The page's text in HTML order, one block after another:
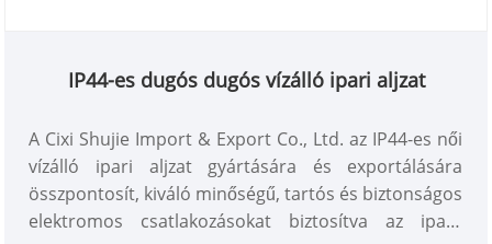
IP44-es dugós dugós vízálló ipari aljzat
A Cixi Shujie Import & Export Co., Ltd. az IP44-es női
vízálló ipari aljzat gyártására és exportálására
összpontosít, kiváló minőségű, tartós és biztonságos
elektromos csatlakozásokat biztosítva az ipari,